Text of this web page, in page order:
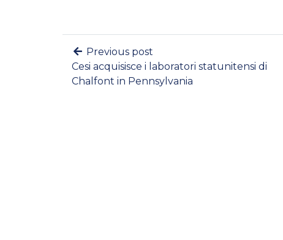
Previous post
Cesi acquisisce i laboratori statunitensi di
Chalfont in Pennsylvania